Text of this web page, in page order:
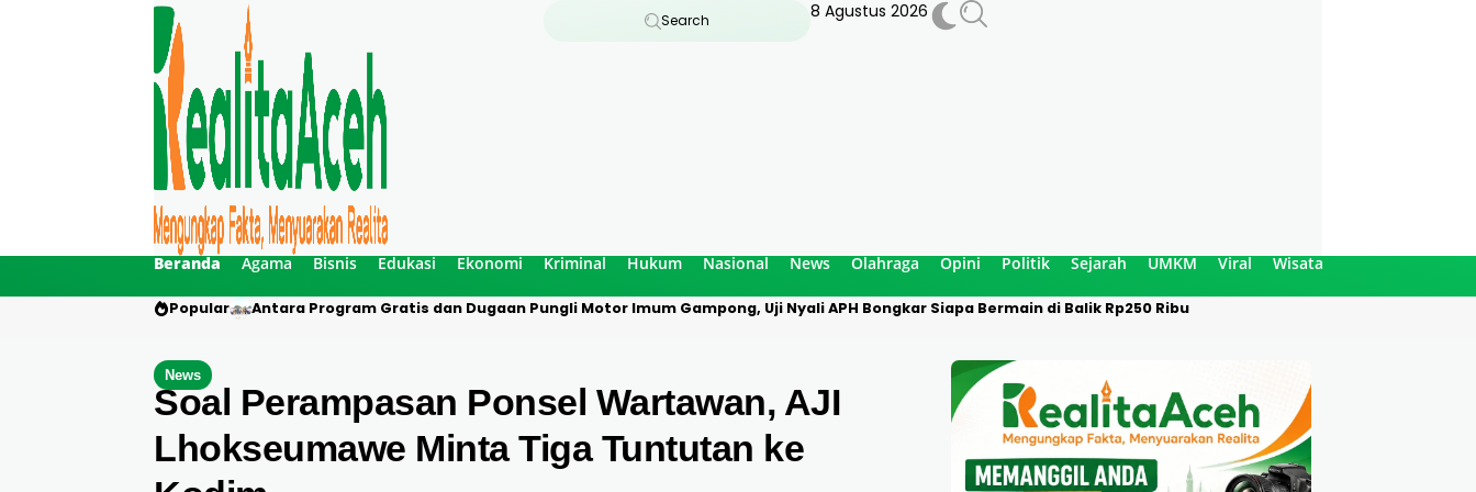
Search 8 Agustus 2026
Beranda Agama Bisnis Edukasi Ekonomi Kriminal Hukum Nasional News Olahraga Opini Politik Sejarah UMKM Viral Wisata
Popular Antara Program Gratis dan Dugaan Pungli Motor Imum Gampong, Uji Nyali APH Bongkar Siapa Bermain di Balik Rp250 Ribu
News
Soal Perampasan Ponsel Wartawan, AJI
Lhokseumawe Minta Tiga Tuntutan ke